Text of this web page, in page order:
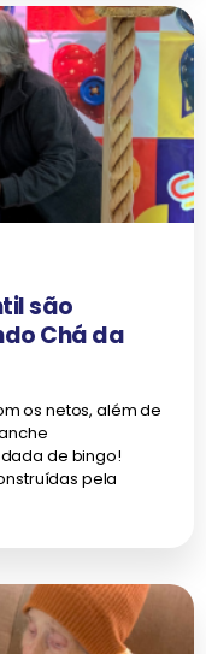
são
Chá da
os netos, além de
de bingo!
pela